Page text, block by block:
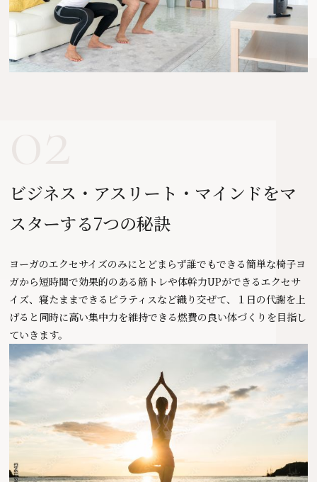
ビジネス・アスリート・マインドをマ
スターする7つの秘訣
ヨーガのエクセサイズのみにとどまらず誰でもできる簡単な椅子ヨ
ガから短時間で効果的のある筋トレや体幹力UPができるエクセサ
イズ、寝たままできるピラティスなど織り交ぜて、１日の代謝を上
げると同時に高い集中力を維持できる燃費の良い体づくりを目指し
ていきます。